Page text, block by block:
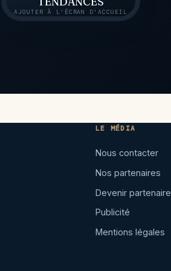
AJOUTER À L'ÉCRAN D'ACCUEIL
LE MÉDIA
Nous contacter
Nos partenaires
Devenir partenaire
Publicité
Mentions légales